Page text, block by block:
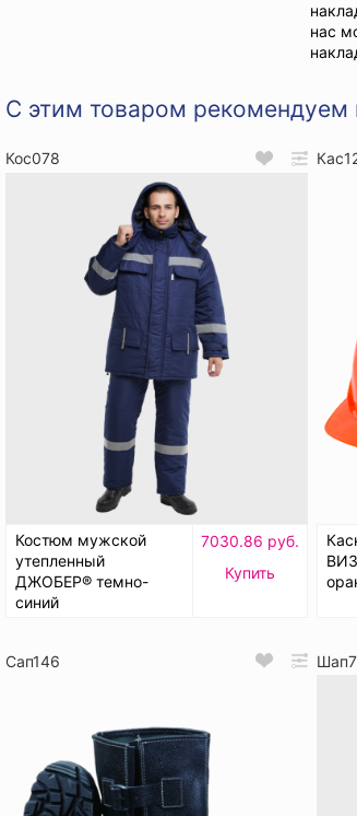
нас
С этим товаром рекомендуем
Кос078
Костюм мужской
утепленный
ДЖОБЕР® темно-
синий
7030.86 руб.
Купить
Сап146